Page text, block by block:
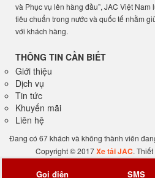
và Phục vụ lên hàng đầu”, JAC Việt
tiêu chuẩn trong nước và quốc tế nhằm
với khách hàng.
THÔNG TIN CẦN BIẾT
Giới thiệu
Dịch vụ
Tin tức
Khuyến mãi
Liên hệ
Đang có 67 khách và không thành viên
Copyright © 2017Xe tải JAC.
SMS